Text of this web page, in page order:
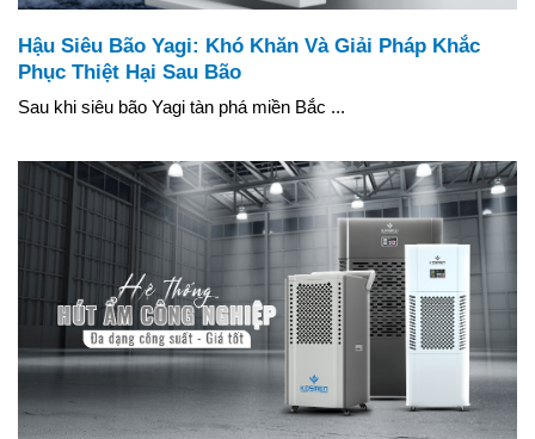
Hậu Siêu Bão Yagi: Khó Khăn Và Giải Pháp Khắc
Phục Thiệt Hại Sau Bão
Sau khi siêu bão Yagi tàn phá miền Bắc ...